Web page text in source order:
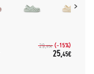
29,95€ (-15%)
25,45€